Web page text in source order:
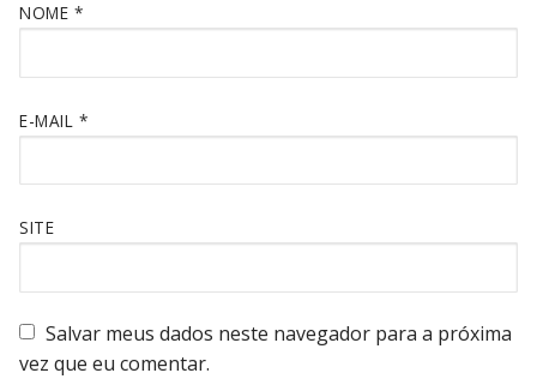
NOME *
E-MAIL *
SITE
Salvar meus dados neste navegador para a próxima
vez que eu comentar.